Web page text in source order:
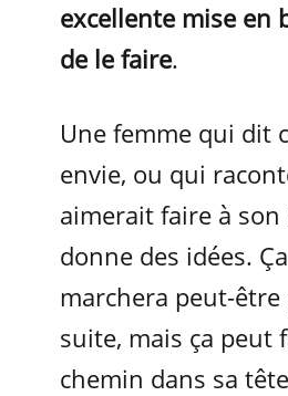
excellente mise en
de le faire.
Une femme qui dit
envie, ou qui
aimerait faire à
donne des idées.
marchera peut-
suite, mais ça peut
chemin dans sa